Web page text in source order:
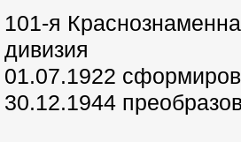
101-я
дивизия
01.07.1922
30.12.1944